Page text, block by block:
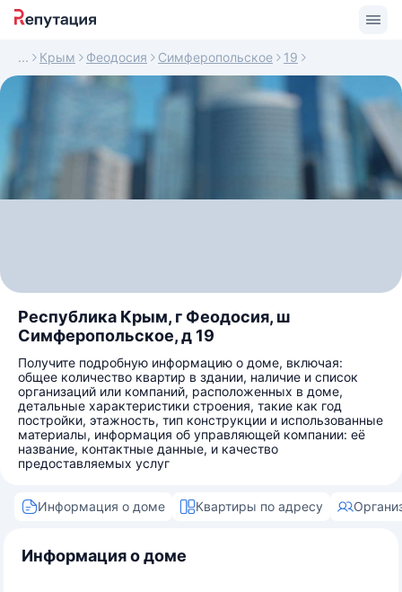
Крым Феодосия Симферопольское 19
Республика Крым, г Феодосия, ш
Симферопольское, д 19
Получите подробную информацию о доме, включая:
общее количество квартир в здании, наличие и список
организаций или компаний, расположенных в доме,
детальные характеристики строения, такие как год
постройки, этажность, тип конструкции и использованные
материалы, информация об управляющей компании: её
название, контактные данные, и качество
предоставляемых услуг
Информация о доме Квартиры по адресу
Информация о доме